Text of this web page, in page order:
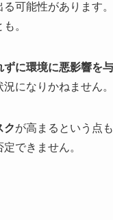
る可能性があります
。
に環境に悪影響を
になりかねません。
クが高まるという点
できません。